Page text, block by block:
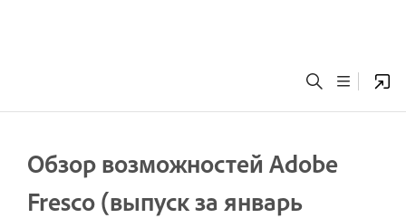
Обзор возможностей Adobe
Fresco (выпуск за январь